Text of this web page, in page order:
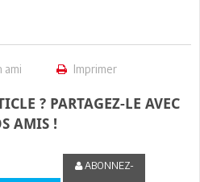
ami Imprimer
? PARTAGEZ-LE AVEC
AMIS !
ABONNEZ-